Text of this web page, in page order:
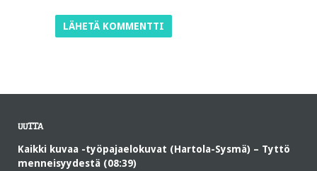
UUTTA
Kaikki kuvaa -työpajaelokuvat (Hartola-Sysmä) – Tyttö
menneisyydestä (08:39)